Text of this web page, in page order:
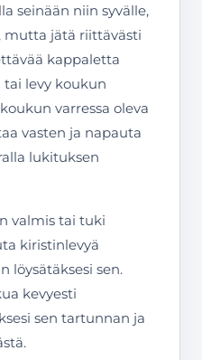
seinään niin syvälle,
mutta jätä riittävästi
kappaletta
tai levy koukun
varressa oleva
vasten ja napauta
lukituksen
valmis tai tuki
kiristinlevyä
löysätäksesi sen.
kevyesti
sen tartunnan ja